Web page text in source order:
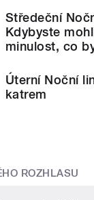
Středeční
Kdybyste
minulost, co
Úterní Noční
katrem
ROZHLASU